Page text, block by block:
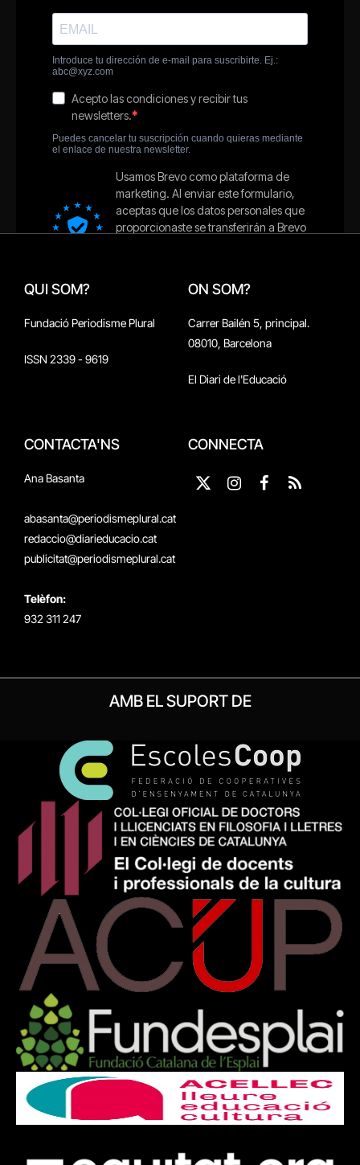
QUI SOM?
Fundació Periodisme Plural
ISSN 2339 - 9619
ON SOM?
Carrer Bailén 5, principal.
08010, Barcelona
El Diari de l'Educació
CONTACTA'NS
Ana Basanta
abasanta@periodismeplural.cat
redaccio@diarieducacio.cat
publicitat@periodismeplural.cat
Telèfon:
932 311 247
CONNECTA
X
Instagram
Facebook
RSS
AMB EL SUPORT DE